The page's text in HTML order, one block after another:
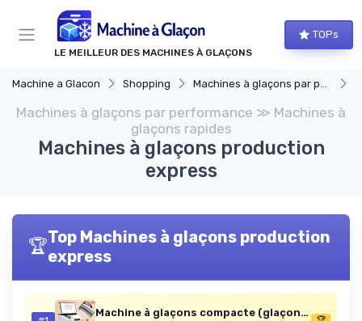
LE MEILLEUR DES MACHINES À GLAÇONS
TOPs
Machine a Glacon Shopping Machines à glaçons par performance
Machines à glaçons par performance ≫ Machines à
glaçons rapides
Machines à glaçons production
express
🏆Top Machines à glaçons production
express
Machine à glaçons compacte (glaçons carrés, écran LCD)
Panneau de gestion des cookies